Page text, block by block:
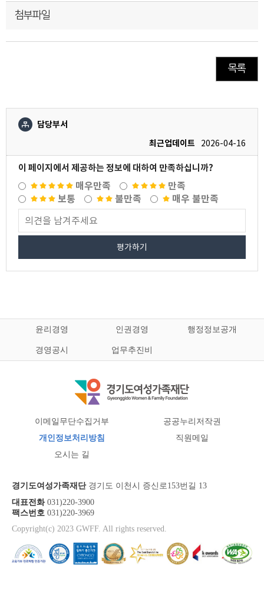
첨부파일
목록
담당부서
최근업데이트
2026-04-16
이 페이지에서 제공하는 정보에 대하여 만족하십니까?
매우만족
만족
보통
불만족 매우 불만족
평가하기
윤리경영 인권경영 행정정보공개
경영공시 업무추진비
이메일무단수집거부
공공누리저작권
개인정보처리방침
직원메일
오시는 길
경기도여성가족재단경기도 이천시 증신로153번길 13
대표전화031)220-3900
팩스번호 031)220-3969
Copyright(c) 2023 GWFF. All rights reserved.